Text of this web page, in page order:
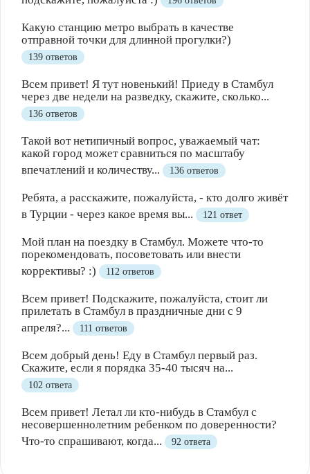
Какую станцию метро выбрать в качестве
отправной точки для длинной прогулки?)
139 ответов
Всем привет! Я тут новенький! Приеду в Стамбул
через две недели на разведку, скажите, сколько...
136 ответов
Такой вот нетипичный вопрос, уважаемый чат:
какой город может сравниться по масштабу
впечатлений и количеству...
136 ответов
Ребята, а расскажите, пожалуйста, - кто долго живёт
в Турции - через какое время вы...
121 ответ
Мой план на поездку в Стамбул. Можете что-то
порекомендовать, посоветовать или внести
коррективы? :)
112 ответов
Всем привет! Подскажите, пожалуйста, стоит ли
прилетать в Стамбул в праздничные дни с 9
апреля?...
111 ответов
Всем добрый день! Еду в Стамбул первый раз.
Скажите, если я порядка 35-40 тысяч на...
102 ответа
Всем привет! Летал ли кто-нибудь в Стамбул с
несовершеннолетним ребенком по доверенности?
Что-то спрашивают, когда...
92 ответа